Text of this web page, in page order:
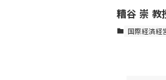
糟谷 崇 教
国際経済経